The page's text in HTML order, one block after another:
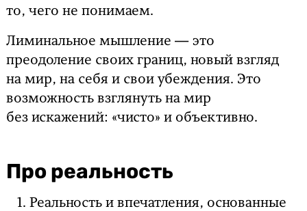
то, чего не понимаем.
Лиминальное мышление — это
преодоление своих границ, новый взгляд
на мир, на себя и свои убеждения. Это
возможность взглянуть на мир
без искажений: «чисто» и объективно.
Про реальность
Реальность и впечатления, основанные